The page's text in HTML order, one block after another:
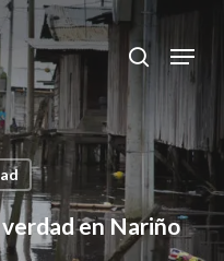
search
Menu
en Nariño
Close